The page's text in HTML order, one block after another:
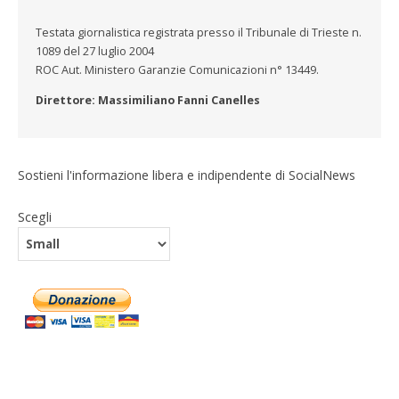
Testata giornalistica registrata presso il Tribunale di Trieste n.
1089 del 27 luglio 2004
ROC Aut. Ministero Garanzie Comunicazioni n° 13449.
Direttore: Massimiliano Fanni Canelles
Sostieni l'informazione libera e indipendente di SocialNews
Scegli